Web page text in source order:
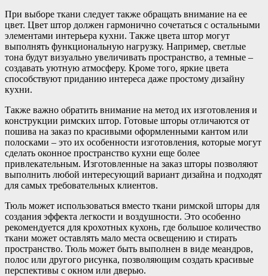
При выборе ткани следует также обращать внимание на ее
цвет. Цвет штор должен гармонично сочетаться с остальными
элементами интерьера кухни. Также цвета штор могут
выполнять функциональную нагрузку. Например, светлые
тона будут визуально увеличивать пространство, а темные –
создавать уютную атмосферу. Кроме того, яркие цвета
способствуют приданию интереса даже простому дизайну
кухни.
Также важно обратить внимание на метод их изготовления и
конструкции римских штор. Готовые шторы отличаются от
пошива на заказ по красивыми оформленными кантом или
полосками – это их особенности изготовления, которые могут
сделать оконное пространство кухни еще более
привлекательным. Изготовленные на заказ шторы позволяют
выполнить любой интересующий вариант дизайна и подходят
для самых требовательных клиентов.
Тюль может использоваться вместо ткани римской шторы для
создания эффекта легкости и воздушности. Это особенно
рекомендуется для крохотных кухонь, где большое количество
ткани может оставлять мало места освещению и стирать
пространство. Тюль может быть выполнен в виде меандров,
полос или другого рисунка, позволяющим создать красивые
перспективы с окном или дверью.